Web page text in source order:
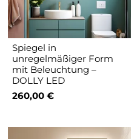
Spiegel in
unregelmäßiger Form
mit Beleuchtung –
DOLLY LED
260,00 €